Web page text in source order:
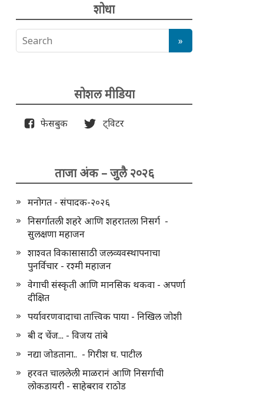
शोधा
सोशल मीडिया
फेसबुक ट्विटर
ताजा अंक – जुलै २०२६
मनोगत - संपादक-२०२६
निसर्गातली शहरे आणि शहरातला निसर्ग -
सुलक्षणा महाजन
शाश्वत विकासासाठी जलव्यवस्थापनाचा
पुनर्विचार - रश्मी महाजन
वेगाची संस्कृती आणि मानसिक थकवा - अपर्णा
दीक्षित
पर्यावरणवादाचा तात्त्विक पाया - निखिल जोशी
बी द चेंज... - विजय तांबे
नद्या जोडताना.. - गिरीश घ. पाटील
हरवत चाललेली माळरानं आणि निसर्गाची
लोकडायरी - साहेबराव राठोड